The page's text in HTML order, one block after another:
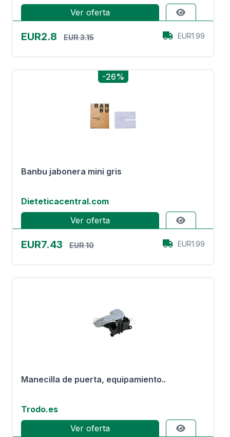
Ver oferta
EUR2.8 EUR 3.15 EUR1.99
-26%
Banbu jabonera mini gris
Dieteticacentral.com
Ver oferta
EUR7.43 EUR 10 EUR1.99
Manecilla de puerta, equipamiento..
Trodo.es
Ver oferta